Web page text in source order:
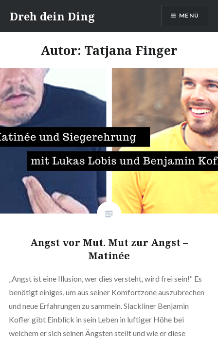
zum
Inhalt
Dreh dein Ding MENÜ
Autor: Tatjana Finger
Angst vor Mut. Mut zur Angst –
Matinée
„Angst ist eine Illusion, wer dies versteht, wird frei sein!“ Es
benötigt einiges, um aus seiner Komfortzone auszubrechen
und neue Erfahrungen zu sammeln. Slackliner Benjamin
Kofler gibt Einblick in sein Leben in luftiger Höhe bei
welchem er sich seinen Ängsten stellt und wie er diese